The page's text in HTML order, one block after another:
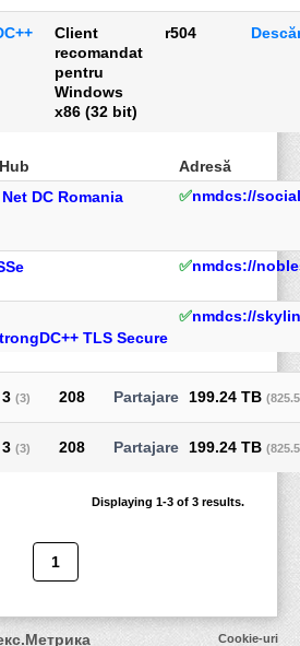
Client
recomandat
pentru
Windows
x86 (32 bit)
r504
Adresă
DC Romania ✅nmdcs://
✅nmdcs://
TLS Secure
✅nmdcs://
3 (3) 208 199.24 TB
3 (3) 208 199.24 TB
Displaying 1-3 of 3 results.
1
Cookie-uri